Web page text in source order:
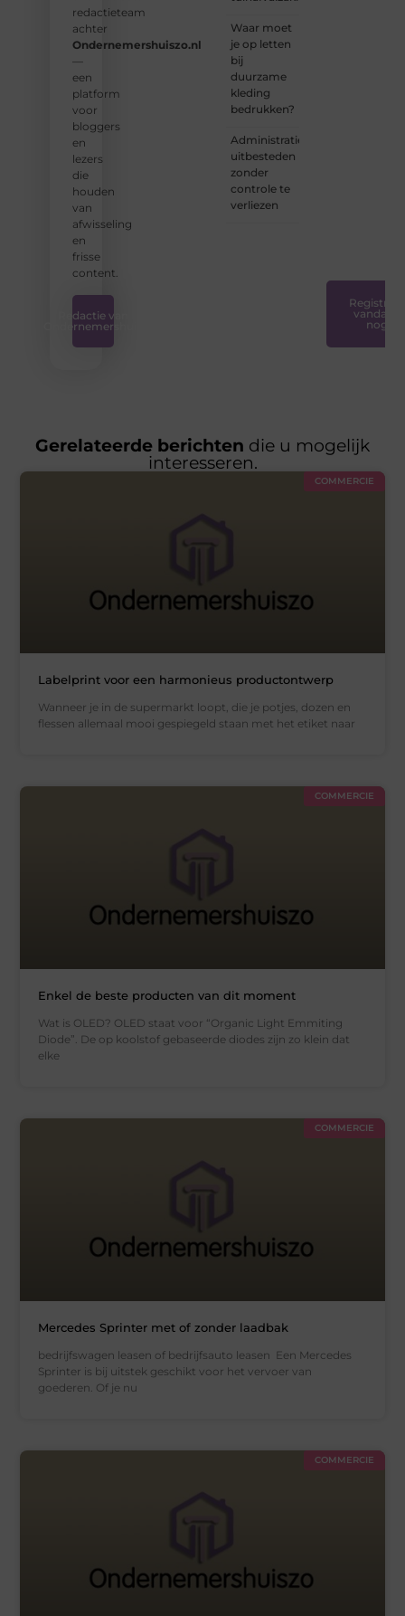
redactieteam
achter
Ondernemershuiszo.nl
—
een
platform
voor
bloggers
en
lezers
die
houden
van
afwisseling
en
frisse
content.
Redactie van
Ondernemershuis
Waar moet
je op letten
bij
duurzame
kleding
bedrukken?
Administratie
uitbesteden
zonder
controle te
verliezen
Registreer
vandaag
nog
Gerelateerde berichten die u mogelijk
interesseren.
COMMERCIE
Labelprint voor een harmonieus productontwerp
Wanneer je in de supermarkt loopt, die je potjes, dozen en
flessen allemaal mooi gespiegeld staan met het etiket naar
COMMERCIE
Enkel de beste producten van dit moment
Wat is OLED? OLED staat voor “Organic Light Emmiting
Diode”. De op koolstof gebaseerde diodes zijn zo klein dat
elke
COMMERCIE
Mercedes Sprinter met of zonder laadbak
bedrijfswagen leasen of bedrijfsauto leasen Een Mercedes
Sprinter is bij uitstek geschikt voor het vervoer van
goederen. Of je nu
COMMERCIE